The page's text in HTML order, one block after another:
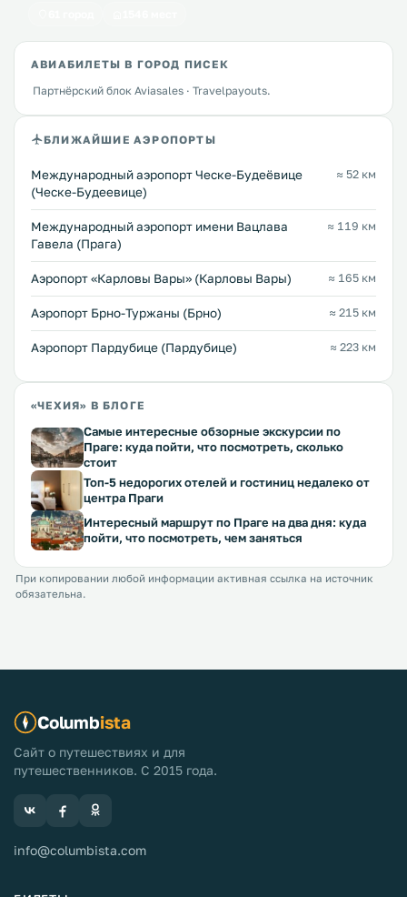
АВИАБИЛЕТЫ В ГОРОД ПИСЕК
Партнёрский блок Aviasales · Travelpayouts.
БЛИЖАЙШИЕ АЭРОПОРТЫ
Международный аэропорт Ческе-Будеёвице
(Ческе-Будеевице)
≈ 52 км
Международный аэропорт имени Вацлава
Гавела (Прага)
≈ 119 км
Аэропорт «Карловы Вары» (Карловы Вары) ≈ 165 км
Аэропорт Брно-Туржаны (Брно) ≈ 215 км
Аэропорт Пардубице (Пардубице) ≈ 223 км
«ЧЕХИЯ» В БЛОГЕ
Самые интересные обзорные экскурсии по
Праге: куда пойти, что посмотреть, сколько
стоит
Топ-5 недорогих отелей и гостиниц недалеко от
центра Праги
Интересный маршрут по Праге на два дня: куда
пойти, что посмотреть, чем заняться
При копировании любой информации активная ссылка на источник
обязательна.
Columbista
Сайт о путешествиях и для
путешественников. С 2015 года.
info@columbista.com